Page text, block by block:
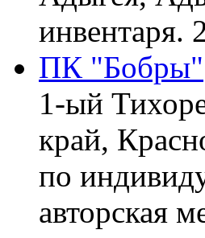
инвентаря.
ПК "Бобры"
1-ый
край,
по
авторская